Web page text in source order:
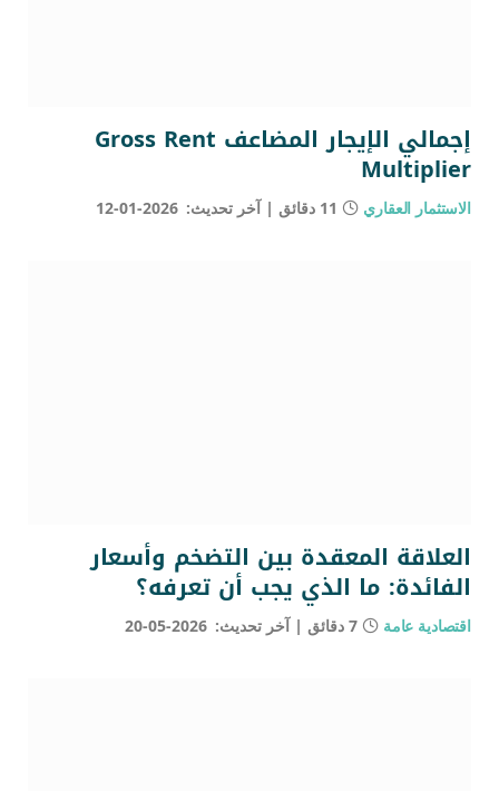
إجمالي الإيجار المضاعف Gross Rent
Multiplier
الاستثمار العقاري 11 دقائق آخر تحديث: 2026-01-12
العلاقة المعقدة بين التضخم وأسعار
الفائدة: ما الذي يجب أن تعرفه؟
اقتصادية عامة 7 دقائق آخر تحديث: 2026-05-20